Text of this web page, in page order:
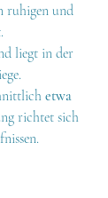
ruhigen und
liegt in der
etwa
richtet sich